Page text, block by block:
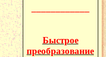
Быстрое
преобразование